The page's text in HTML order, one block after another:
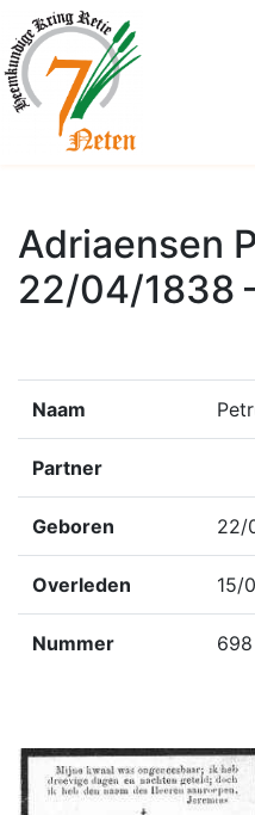
Adriaensen
22/04/1838
Naam
Partner
Geboren 22/
Overleden 15/
Nummer 698